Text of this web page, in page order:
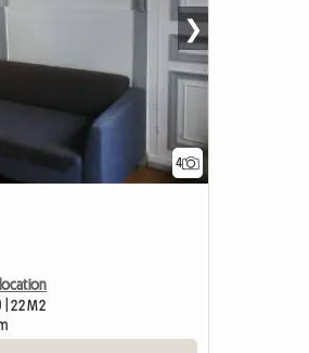
4
❯
22 M2